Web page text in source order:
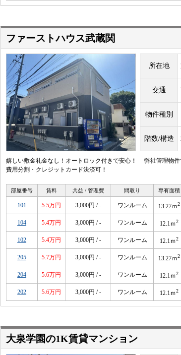
ファーストハウス武蔵関
所在地
交通
物件種別
階数/構造
嬉しい敷金礼金なし！オートロック付きで安心！ 弊社管理物
費用分割・クレジットカード決済可！
部屋番号 賃料 共益 / 管理費 間取り 専有面積
101 5.5万円 3,000円 / - ワンルーム 13.27ｍ2
104 5.4万円 3,000円 / - ワンルーム 12.1ｍ2
102 5.4万円 3,000円 / - ワンルーム 12.1ｍ2
205 5.7万円 3,000円 / - ワンルーム 13.27ｍ2
204 5.6万円 3,000円 / - ワンルーム 12.1ｍ2
202 5.6万円 3,000円 / - ワンルーム 12.1ｍ2
大泉学園の1K賃貸マンション